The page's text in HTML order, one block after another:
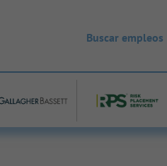
Buscar empleos